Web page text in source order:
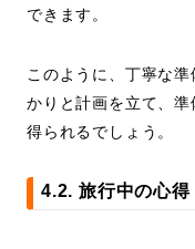
できます。
このように、丁寧な
かりと計画を立て、
得られるでしょう。
4.2. 旅行中の心得